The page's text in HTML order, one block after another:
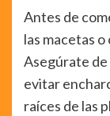
Antes de
las macetas
Asegúrate
evitar
raíces de las